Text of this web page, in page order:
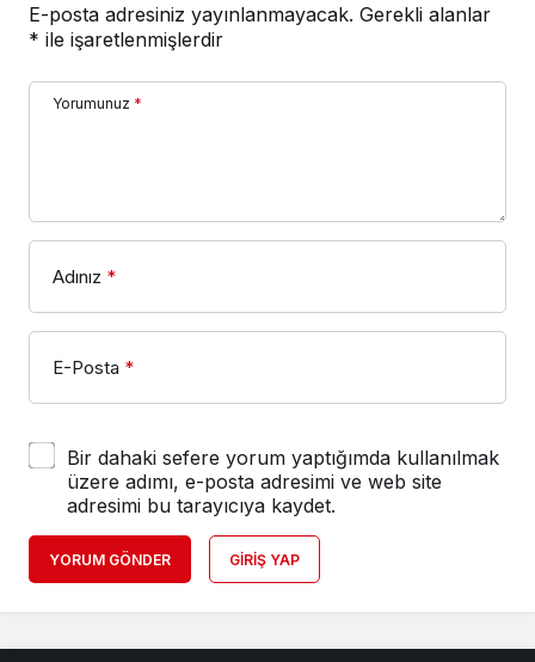
E-posta adresiniz yayınlanmayacak. Gerekli alanlar
* ile işaretlenmişlerdir
Yorumunuz *
Adınız *
E-Posta *
Bir dahaki sefere yorum yaptığımda kullanılmak
üzere adımı, e-posta adresimi ve web site
adresimi bu tarayıcıya kaydet.
YORUM GÖNDER GIRIŞ YAP